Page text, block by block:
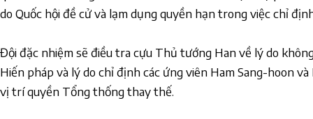
do Quốc hội đề cử và lạm dụng quyền hạn trong việc chỉ
Đội đặc nhiệm sẽ điều tra cựu Thủ tướng Han về lý do
Hiến pháp và lý do chỉ định các ứng viên Ham Sang-hoon
vị trí quyền Tổng thống thay thế.